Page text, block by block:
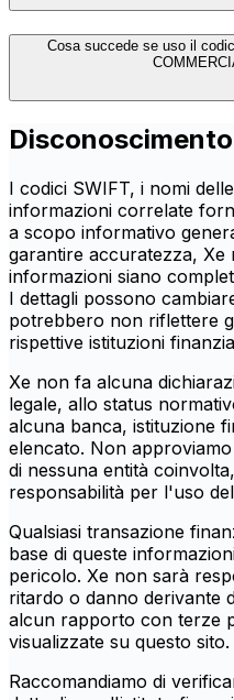
Cosa succede se uso il
Disconoscimento
I codici SWIFT, i nomi
informazioni correlate
a scopo informativo
garantire accuratezza, Xe
informazioni siano
I dettagli possono
potrebbero non riflettere
rispettive istituzioni
Xe non fa alcuna
legale, allo status
alcuna banca, istituzione
elencato. Non
di nessuna entità
responsabilità per l'uso
Qualsiasi transazione
base di queste
pericolo. Xe non sarà
ritardo o danno derivante
alcun rapporto con terze
visualizzate su questo sito.
Raccomandiamo di